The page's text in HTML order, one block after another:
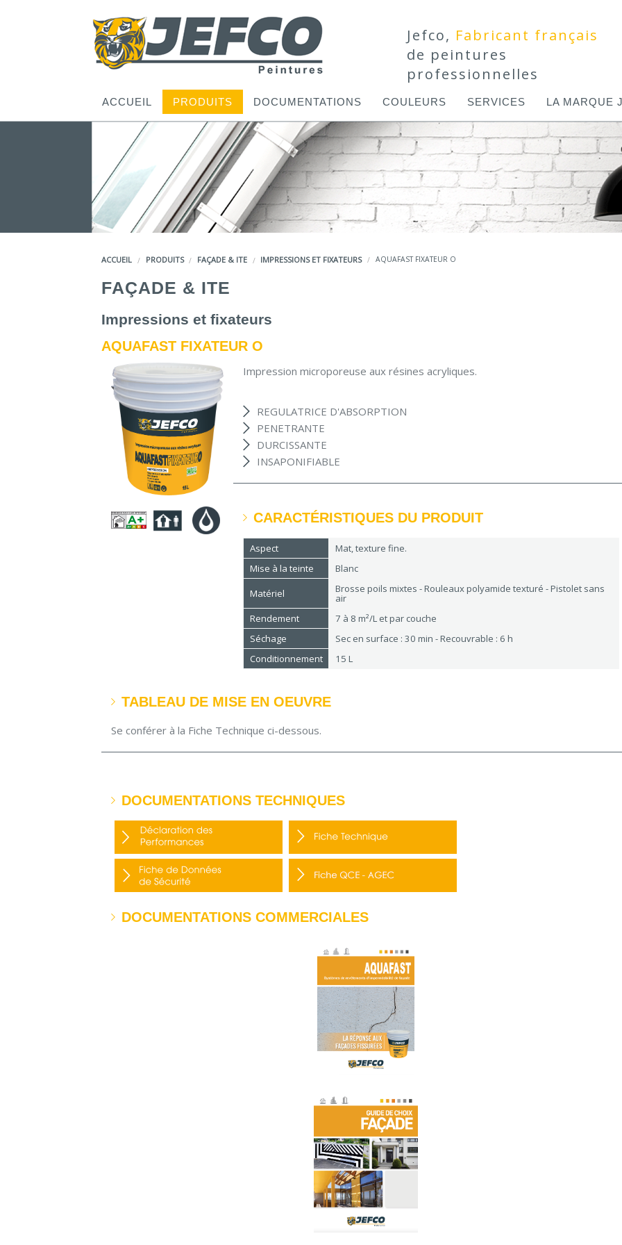
Jefco, Fabricant français
de peintures
professionnelles
ACCUEIL PRODUITS DOCUMENTATIONS COULEURS SERVICES LA MARQUE
ACCUEIL PRODUITS FAÇADE & ITE IMPRESSIONS ET FIXATEURS AQUAFAST FIXATEUR O
FAÇADE & ITE
Impressions et fixateurs
AQUAFAST FIXATEUR O
Impression microporeuse aux résines acryliques.
REGULATRICE D'ABSORPTION
PENETRANTE
DURCISSANTE
INSAPONIFIABLE
CARACTÉRISTIQUES DU PRODUIT
Aspect
Mat, texture fine.
Mise à la teinte
Blanc
Matériel
Brosse poils mixtes - Rouleaux polyamide texturé - Pistolet sans
air
Rendement
7 à 8 m²/L et par couche
Séchage
Sec en surface : 30 min - Recouvrable : 6 h
Conditionnement
15 L
TABLEAU DE MISE EN OEUVRE
Se conférer à la Fiche Technique ci-dessous.
DOCUMENTATIONS TECHNIQUES
DOCUMENTATIONS COMMERCIALES